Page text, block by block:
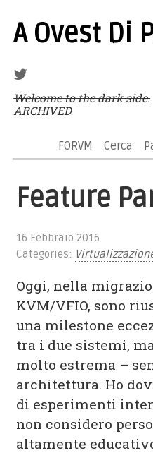
A Ovest Di
Welcome to the dark side.
ARCHIVED
FORVM Cerca
Feature
16 Febbraio 2016
Categories:
Oggi, nella
KVM/VFIO, sono
una milestone
tra i due sistemi,
molto estrema –
architettura. Ho
di esperimenti
non considero
altamente